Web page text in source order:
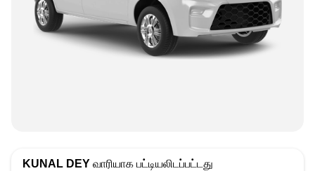
KUNAL DEY வாரியாக பட்டியலிடப்பட்டது